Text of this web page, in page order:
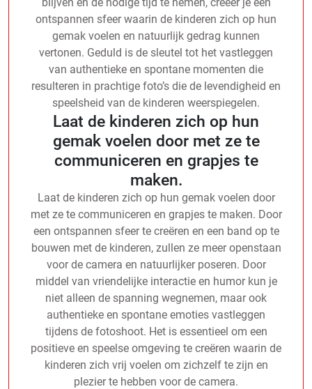
ontspannen sfeer waarin de kinderen zich op hun
gemak voelen en natuurlijk gedrag kunnen
vertonen. Geduld is de sleutel tot het vastleggen
van authentieke en spontane momenten die
resulteren in prachtige foto’s die de levendigheid en
speelsheid van de kinderen weerspiegelen.
Laat de kinderen zich op hun
gemak voelen door met ze te
communiceren en grapjes te
maken.
Laat de kinderen zich op hun gemak voelen door
met ze te communiceren en grapjes te maken. Door
een ontspannen sfeer te creëren en een band op te
bouwen met de kinderen, zullen ze meer openstaan
voor de camera en natuurlijker poseren. Door
middel van vriendelijke interactie en humor kun je
niet alleen de spanning wegnemen, maar ook
authentieke en spontane emoties vastleggen
tijdens de fotoshoot. Het is essentieel om een
positieve en speelse omgeving te creëren waarin de
kinderen zich vrij voelen om zichzelf te zijn en
plezier te hebben voor de camera.